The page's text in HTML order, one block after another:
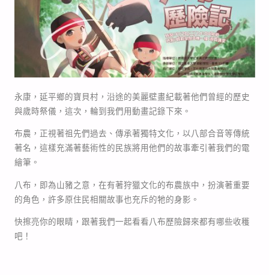
永康，延平鄉的寶貝村，沿途的美麗壁畫紀載著他們曾經的歷史
與歲時祭儀，這次，輪到我們用動畫記錄下來。
布農，正視著祖先們過去、傳承著獨特文化，以八部合音等傳統
著名，這樣充滿著藝術性的民族將用他們的故事牽引著我們的電
繪筆。
八布，即為山豬之意，在有著狩獵文化的布農族中，扮演著重要
的角色，許多原住民相關故事也充斥的牠的身影。
快擦亮你的眼睛，跟著我們一起看看八布歷險歸來都有哪些收穫
吧！